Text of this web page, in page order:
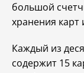
большой
хранения карт
Каждый из
содержит 15